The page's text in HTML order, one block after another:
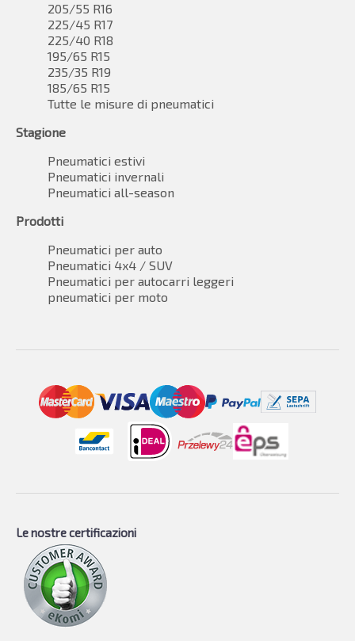
205/55 R16
225/45 R17
225/40 R18
195/65 R15
235/35 R19
185/65 R15
Tutte le misure di pneumatici
Stagione
Pneumatici estivi
Pneumatici invernali
Pneumatici all-season
Prodotti
Pneumatici per auto
Pneumatici 4x4 / SUV
Pneumatici per autocarri leggeri
pneumatici per moto
Le nostre certificazioni